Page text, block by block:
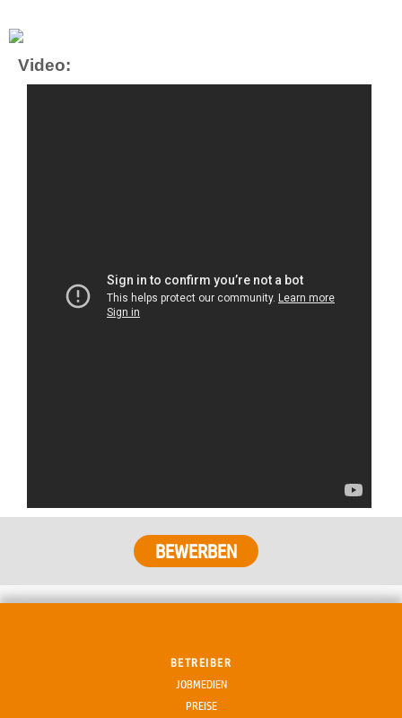
Video:
BETREIBER
JOBMEDIEN
PREISE